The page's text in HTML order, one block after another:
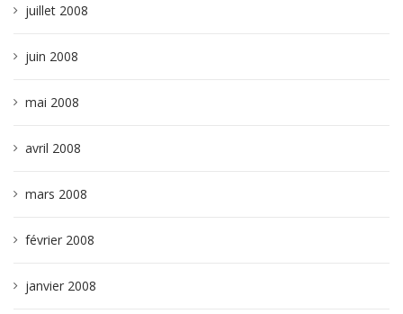
juillet 2008
juin 2008
mai 2008
avril 2008
mars 2008
février 2008
janvier 2008